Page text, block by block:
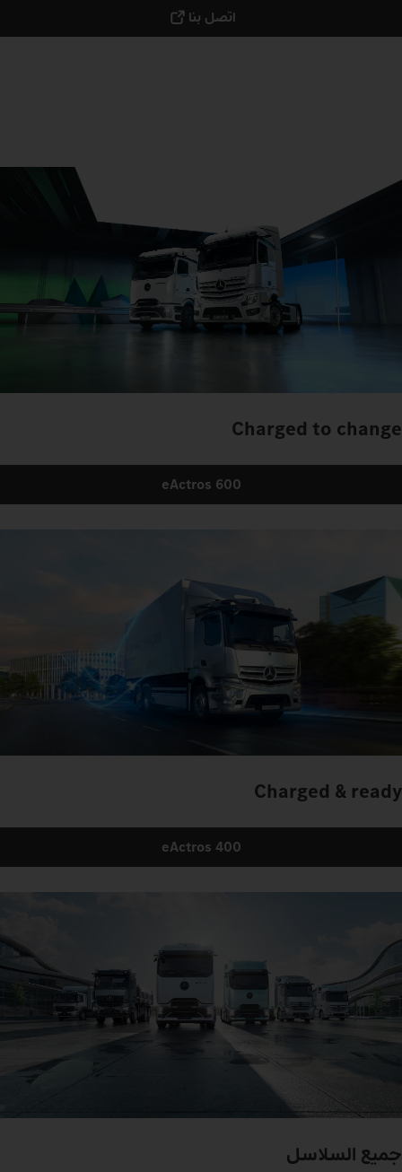
اتصل بنا
Charged to change
eActros 600
Charged & ready
eActros 400
جميع السلاسل